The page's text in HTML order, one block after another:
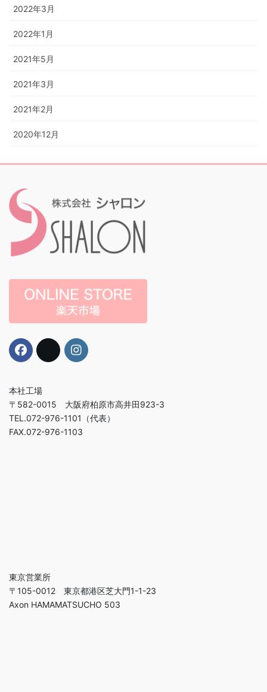
2022年3月
2022年1月
2021年5月
2021年3月
2021年2月
2020年12月
本社工場
〒582-0015 大阪府柏原市高井田923-3
TEL.072-976-1101（代表）
FAX.072-976-1103
東京営業所
〒105-0012 東京都港区芝大門1-1-23
Axon HAMAMATSUCHO 503